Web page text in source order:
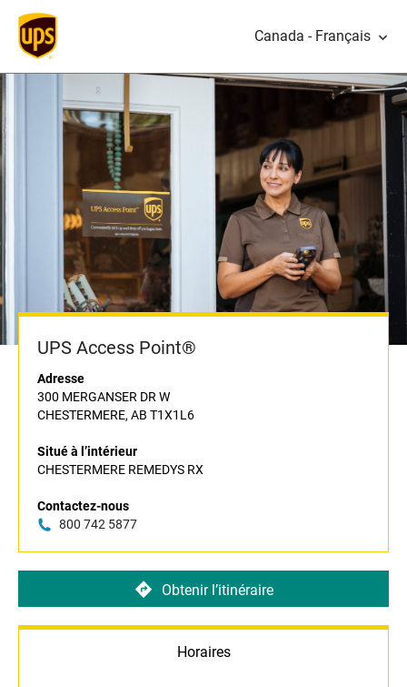
Canada - Français
UPS Access Point®
Adresse
300 MERGANSER DR W
CHESTERMERE, AB T1X1L6
Situé à l’intérieur
CHESTERMERE REMEDYS RX
Contactez-nous
800 742 5877
Obtenir l’itinéraire
Horaires